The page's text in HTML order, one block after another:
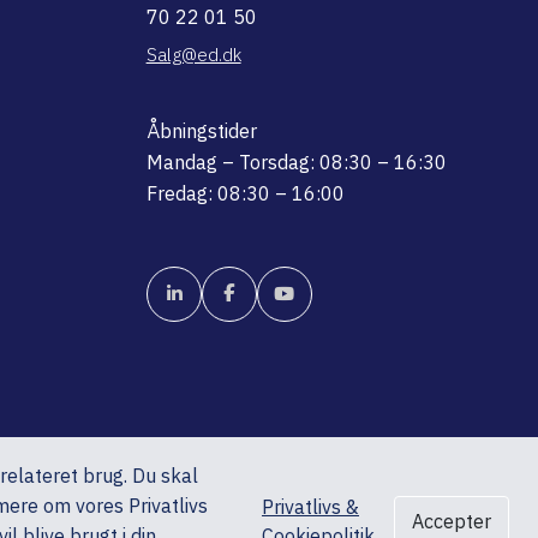
brug. Du skal
om vores Privatlivs
Privatlivs &
Accepter
70 22 01 50
Salg@ed.dk
Åbningstider
Mandag – Torsdag: 08:30 – 16:30
Fredag: 08:30 – 16:00